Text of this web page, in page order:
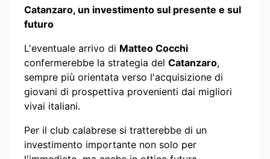
Catanzaro, un investimento sul presente e sul
futuro
L'eventuale arrivo di Matteo Cocchi
confermerebbe la strategia del Catanzaro,
sempre più orientata verso l'acquisizione di
giovani di prospettiva provenienti dai migliori
vivai italiani.
Per il club calabrese si tratterebbe di un
investimento importante non solo per